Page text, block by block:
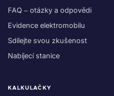
FAQ – otázky a odpovědi
Evidence elektromobilu
Sdílejte svou zkušenost
Nabíjecí stanice
KALKULAČKY